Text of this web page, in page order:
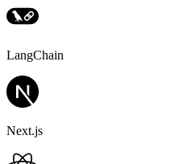
LangChain
Next.js